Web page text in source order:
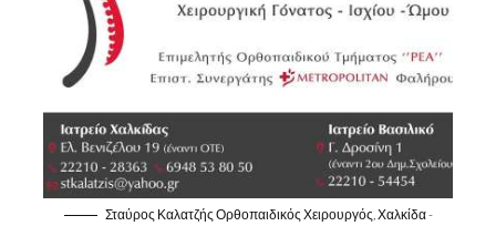
Σταύρος Καλατζής Ορθοπαιδικός Χειρουργός, Χαλκίδα -